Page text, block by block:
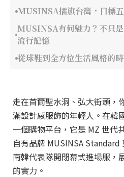
MUSINSA插旗台灣，目標
MUSINSA有何魅力？不只
流行記憶
從球鞋到全方位生活風格的
走在首爾聖水洞、弘大街頭，
滿設計感服飾的年輕人。在韓
一個購物平台，它是 MZ 世代
自有品牌 MUSINSA Standard
南韓代表隊開閉幕式進場服，
的實力。